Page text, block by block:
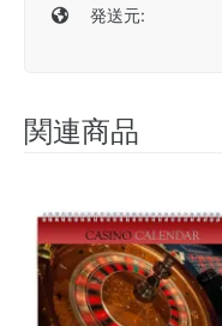
発送元:
関連商品